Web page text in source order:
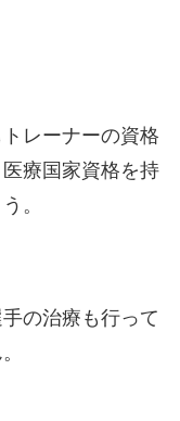
レーナーの資格
療国家資格を持
。
の治療も行って